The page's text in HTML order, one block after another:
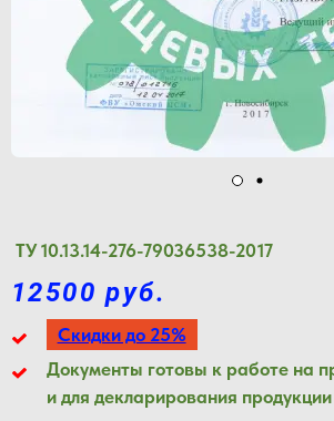
ТУ 10.13.14-276-79036538-2017
12500 руб.
Скидки до 25%
Документы готовы к работе на
и для декларирования продукции